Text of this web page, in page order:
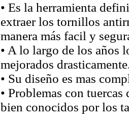
• Es la herramienta
extraer los tornillos
manera más facil y
• A lo largo de los años
mejorados
• Su diseño es mas
• Problemas con
bien conocidos por los